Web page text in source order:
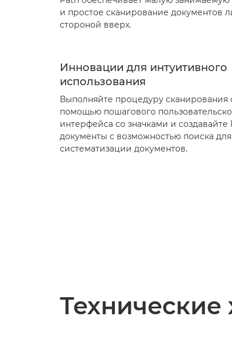
и простое сканирование документов
стороной вверх.
Инновации для интуитивного
использования
Выполняйте процедуру сканирования
помощью пошагового
интерфейса со значками и создавайте
документы с возможностью поиска для
систематизации документов.
Технические